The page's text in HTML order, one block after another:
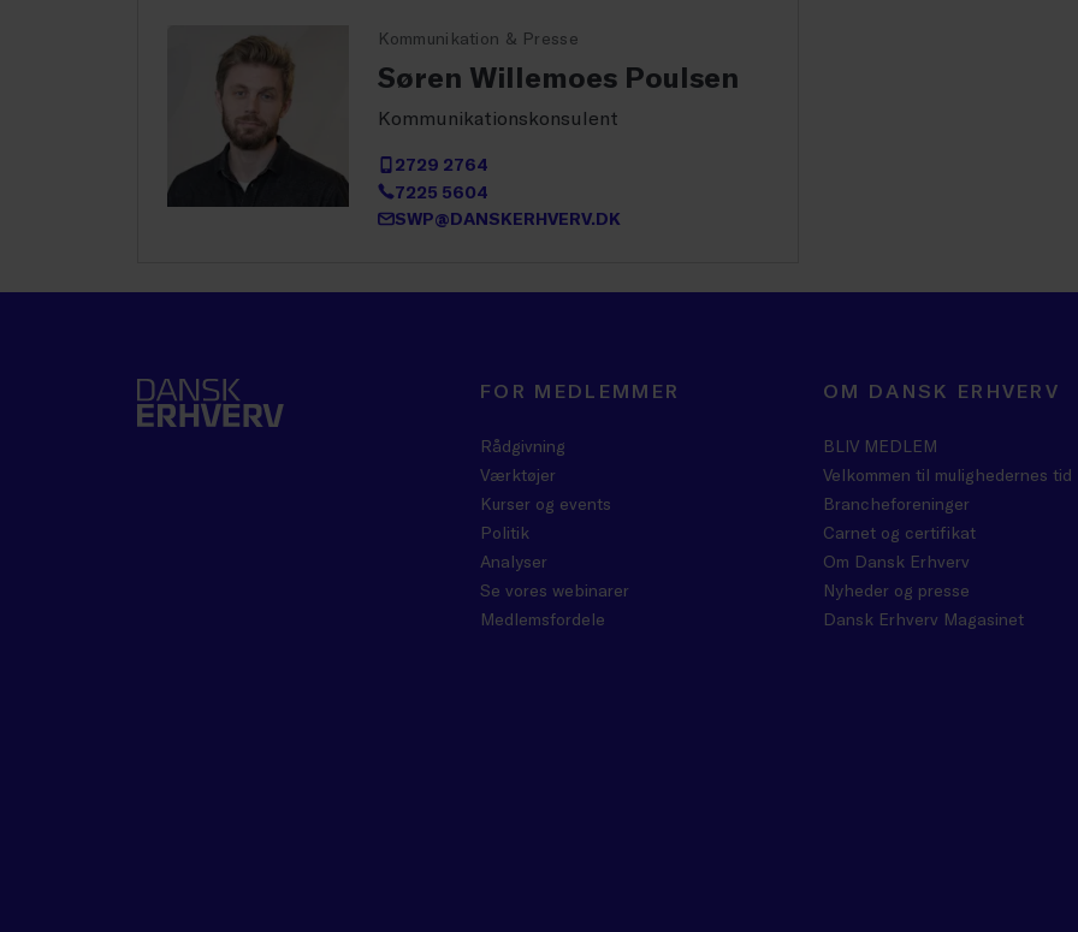
Kommunikation & Presse
Søren Willemoes Poulsen
Kommunikationskonsulent
2729 2764
7225 5604
SWP@DANSKERHVERV.DK
FOR MEDLEMMER
Rådgivning
Værktøjer
Kurser og events
Politik
Analyser
Se vores webinarer
Medlemsfordele
OM DANSK ERHVERV
BLIV MEDLEM
Velkommen til mulighedernes tid
Brancheforeninger
Carnet og certifikat
Om Dansk Erhverv
Nyheder og presse
Dansk Erhverv Magasinet